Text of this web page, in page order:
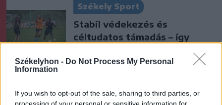
Székelyhon - Do Not Process My Personal
Information
If you wish to opt-out of the sale, sharing to third parties, or
Székely Sport
Stabil védekezés és
céltudatos támadás – így
Sándor Ella: Na, indíts, s